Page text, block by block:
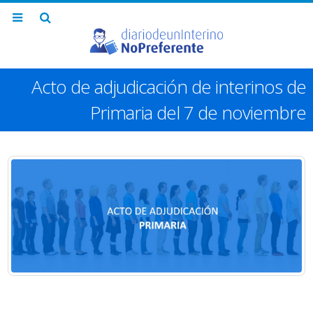
Acto de adjudicación de interinos de
Primaria del 7 de noviembre